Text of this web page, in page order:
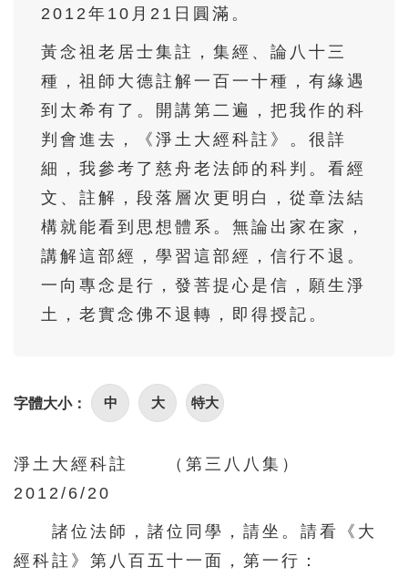
52 53
56 57 58 59
66 68 69
71 72 73 74 75
76 77 78 79 80
81 82 83 84 85
86 87 88 89 90
106 107 108
116 117 118 119
2012年10月21日圓滿。
黃念祖老居士集註，集經、論八十三
種，祖師大德註解一百一十種，有緣遇
到太希有了。開講第二遍，把我作的科
判會進去，《淨土大經科註》。很詳
細，我參考了慈舟老法師的科判。看經
文、註解，段落層次更明白，從章法結
構就能看到思想體系。無論出家在家，
講解這部經，學習這部經，信行不退。
一向專念是行，發菩提心是信，願生淨
土，老實念佛不退轉，即得授記。
字體大小： 中 大 特大
淨土大經科註 （第三八八集）
2012/6/20
諸位法師，諸位同學，請坐。請看《大
經科註》第八百五十一面，第一行：